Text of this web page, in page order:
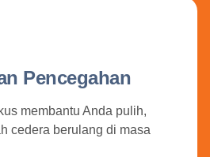
Pencegahan
membantu Anda pulih,
cedera berulang di masa